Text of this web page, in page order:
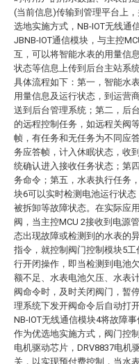
(当前信息)传输到管理平台上
选地实施方式，NB-IOT无线通
JBNB-IOT通信模块，与主控
互，可以将智能水表的用量信
状态等信息上传到后台主站系
具体流程如下：第一，智能水
用量信息及运行状态，到运营
送到后台管理系统；第二，后
的远程控制任务，如远程关阀
帧，有任务和无任务为不同应
务应答帧，计入休眠状态，收
统确认进入接收任务状态；第
务命令；第五，水表执行任务
块6可以实时检测电池运行状
被拆卸等故障状态。在实际应
阀，当主控MCU 2接收到电源
态出现故障或检测到的水表的
指令，就控制阀门控制模块5
行开闭操作，即当检测到电池
额不足、水表电池欠压、水表
阀命令时，及时关闭阀门，暂
理系统下发开阀命令后自动打
NB-IOT无线通信模块4将故障
作为优选地实施方式，阀门控
电机驱动芯片，DRV8837电机
关，以实现预付费控制，当水